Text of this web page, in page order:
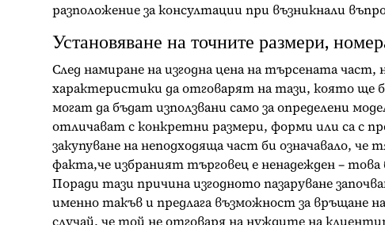
разположение за консултации при възникнали
Установяване на точните размери,
След намиране на изгодна цена на търсената
характеристики да отговарят на тази, която ще
могат да бъдат използвани само за определени
отличават с конкретни размери, форми или са с
закупуване на неподходяща част би означавало,
факта,че избраният търговец е ненадежден – това
Поради тази причина изгодното пазаруване
именно такъв и предлага възможност за връщане
случай, че той не отговаря на нуждите на